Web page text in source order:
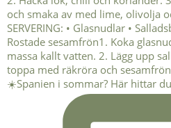
☀️Spanien i sommar? Här hittar